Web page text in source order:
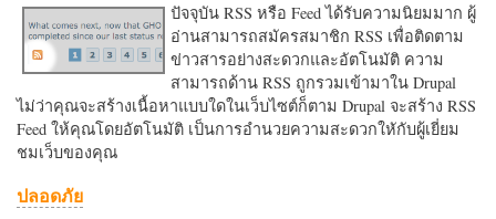
ปัจจุบัน RSS หรือ Feed ได้รับความนิยมมาก ผู้
อ่านสามารถสมัครสมาชิก RSS เพื่อติดตาม
ข่าวสารอย่างสะดวกและอัตโนมัติ ความ
สามารถด้าน RSS ถูกรวมเข้ามาใน Drupal
ไม่ว่าคุณจะสร้างเนื้อหาแบบใดในเว็บไซต์ก็ตาม Drupal จะสร้าง RSS
Feed ให้คุณโดยอัตโนมัติ เป็นการอำนวยความสะดวกใหักับผู้เยี่ยม
ชมเว็บของคุณ
ปลอดภัย